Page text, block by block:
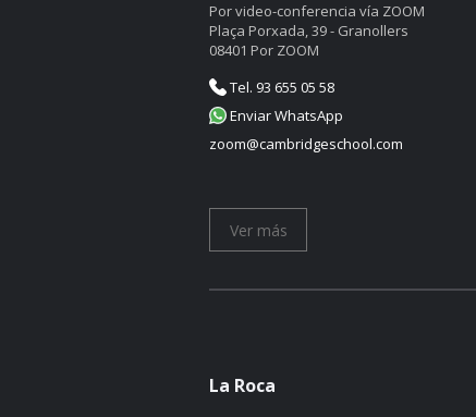
Por video-conferencia vía ZOOM
Plaça Porxada, 39 - Granollers
08401 Por ZOOM
Tel. 93 655 05 58
Enviar WhatsApp
zoom@cambridgeschool.com
Ver más
La Roca